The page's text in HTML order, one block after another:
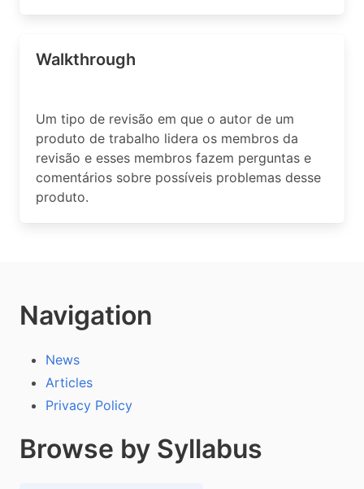
Walkthrough
Um tipo de revisão em que o autor de um
produto de trabalho lidera os membros da
revisão e esses membros fazem perguntas e
comentários sobre possíveis problemas desse
produto.
Navigation
News
Articles
Privacy Policy
Browse by Syllabus